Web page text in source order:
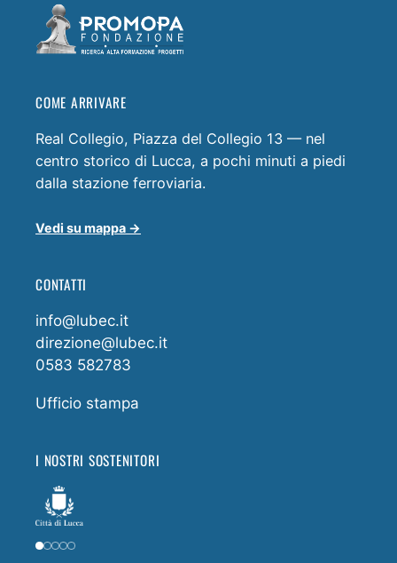
COME ARRIVARE
Real Collegio, Piazza del Collegio 13 — nel
centro storico di Lucca, a pochi minuti a piedi
dalla stazione ferroviaria.
Vedi su mappa →
CONTATTI
info@lubec.it
direzione@lubec.it
0583 582783
Ufficio stampa
I NOSTRI SOSTENITORI